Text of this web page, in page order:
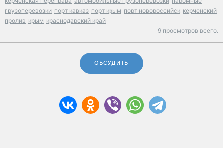
грузоперевозки порт кавказ порт крым порт новороссийск керченский
пролив крым краснодарский край
9 просмотров всего.
ОБСУДИТЬ